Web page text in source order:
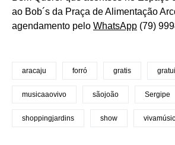
ao Bob´s da Praça de Alimentação
agendamento pelo WhatsApp (79)
aracaju forró gratis
musicaaovivo sãojoão Sergipe
shoppingjardins show